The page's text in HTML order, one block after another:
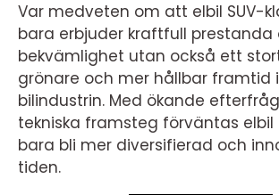
Var medveten om att elbil SUV-
bara erbjuder kraftfull prestanda
bekvämlighet utan också ett
grönare och mer hållbar framtid
bilindustrin. Med ökande
tekniska framsteg förväntas elbil
bara bli mer diversifierad och
tiden.